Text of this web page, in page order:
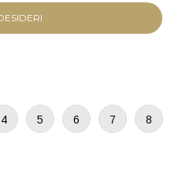
4 5 6 7 8